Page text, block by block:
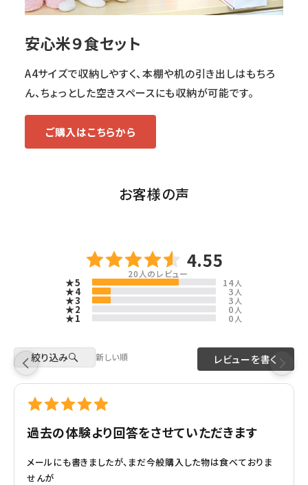
安心米９食セット
A4サイズで収納しやすく、本棚や机の引き出しはもちろ
ん、ちょっとした空きスペースにも収納が可能です。
ご購入はこちらから
お客様の声
4.55
20 人のレビュー
★5 14 人
★4 3 人
★3 3 人
★2 0 人
★1 0 人
絞り込み 新しい順 レビューを書く
過去の体験より回答をさせていただきます
メールにも書きましたが、まだ今般購入した物は食べておりま
せんが